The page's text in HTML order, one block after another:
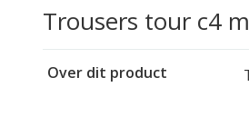
Trousers tour c4
Over dit product